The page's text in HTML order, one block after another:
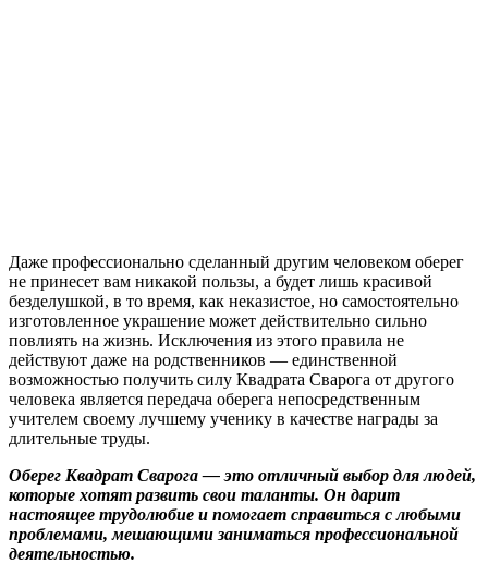
Даже профессионально сделанный другим человеком оберег
не принесет вам никакой пользы, а будет лишь красивой
безделушкой, в то время, как неказистое, но самостоятельно
изготовленное украшение может действительно сильно
повлиять на жизнь. Исключения из этого правила не
действуют даже на родственников — единственной
возможностью получить силу Квадрата Сварога от другого
человека является передача оберега непосредственным
учителем своему лучшему ученику в качестве награды за
длительные труды.
Оберег Квадрат Сварога — это отличный выбор для людей,
которые хотят развить свои таланты. Он дарит
настоящее трудолюбие и помогает справиться с любыми
проблемами, мешающими заниматься профессиональной
деятельностью.